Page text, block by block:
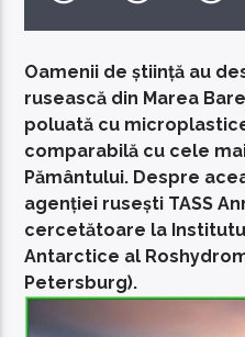
Oamenii de știință au
rusească din Marea
poluată cu
comparabilă cu cele
Pământului. Despre
agenției rusești TASS
cercetătoare la
Antarctice al
Petersburg).